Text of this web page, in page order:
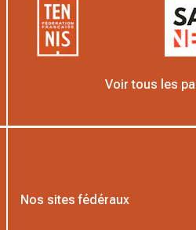
Voir tous les
Nos sites fédéraux